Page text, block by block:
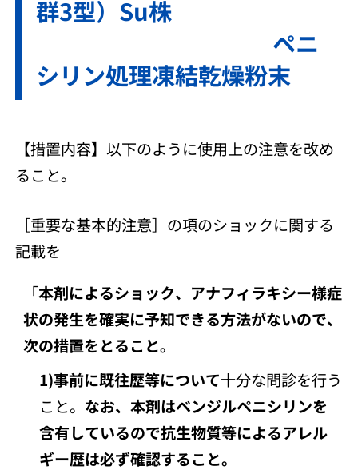
群3型）Su株
ペニ
シリン処理凍結乾燥粉末
【措置内容】以下のように使用上の注意を改め
ること。
［重要な基本的注意］の項のショックに関する
記載を
「本剤によるショック、アナフィラキシー様症
状の発生を確実に予知できる方法がないので、
次の措置をとること。
1)事前に既往歴等について十分な問診を行う
こと。 なお、本剤はベンジルペニシリンを
含有しているので抗生物質等によるアレル
ギー歴は必ず確認すること。